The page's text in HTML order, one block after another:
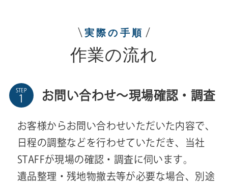
実際の手順
作業の流れ
STEP お問い合わせ～現場確認・調査
お客様からお問い合わせいただいた内容で、
日程の調整などを行わせていただき、当社
STAFFが現場の確認・調査に伺います。
遺品整理・残地物撤去等が必要な場合、別途